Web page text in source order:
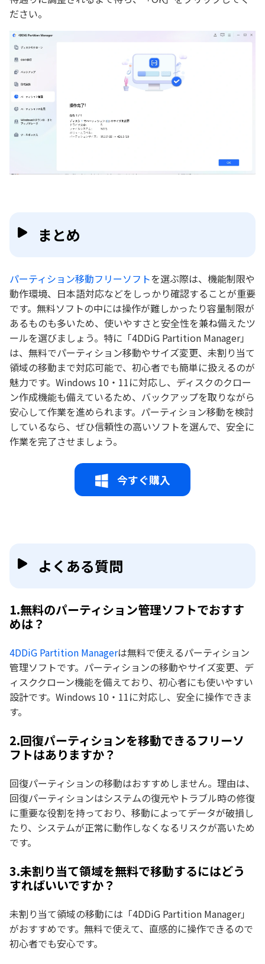
ださい。
まとめ
パーティション移動フリーソフトを選ぶ際は、機能制限や
動作環境、日本語対応などをしっかり確認することが重要
です。無料ソフトの中には操作が難しかったり容量制限が
あるものも多いため、使いやすさと安全性を兼ね備えたツ
ールを選びましょう。特に「4DDiG Partition Manager」
は、無料でパーティション移動やサイズ変更、未割り当て
領域の移動まで対応可能で、初心者でも簡単に扱えるのが
魅力です。Windows 10・11に対応し、ディスクのクロー
ン作成機能も備えているため、バックアップを取りながら
安心して作業を進められます。パーティション移動を検討
しているなら、ぜひ信頼性の高いソフトを選んで、安全に
作業を完了させましょう。
今すぐ購入
よくある質問
1.無料のパーティション管理ソフトでおすす
めは？
4DDiG Partition Managerは無料で使えるパーティション
管理ソフトです。パーティションの移動やサイズ変更、デ
ィスククローン機能を備えており、初心者にも使いやすい
設計です。Windows 10・11に対応し、安全に操作できま
す。
2.回復パーティションを移動できるフリーソ
フトはありますか？
回復パーティションの移動はおすすめしません。理由は、
回復パーティションはシステムの復元やトラブル時の修復
に重要な役割を持っており、移動によってデータが破損し
たり、システムが正常に動作しなくなるリスクが高いため
です。
3.未割り当て領域を無料で移動するにはどう
すればいいですか？
未割り当て領域の移動には「4DDiG Partition Manager」
がおすすめです。無料で使えて、直感的に操作できるので
初心者でも安心です。